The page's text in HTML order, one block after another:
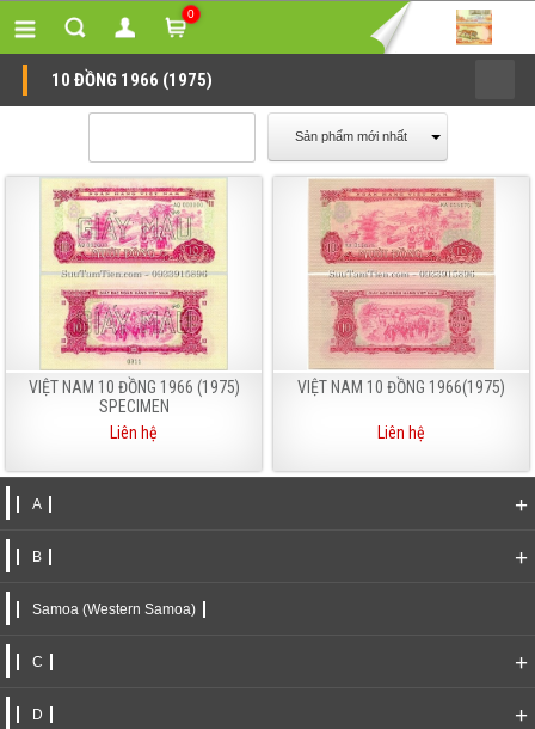
0
10 ĐỒNG 1966 (1975)
Sản phẩm mới nhất
VIỆT NAM 10 ĐỒNG 1966 (1975)
SPECIMEN
Liên hệ
VIỆT NAM 10 ĐỒNG 1966(1975)
Liên hệ
A +
B +
Samoa (Western Samoa)
C +
D +